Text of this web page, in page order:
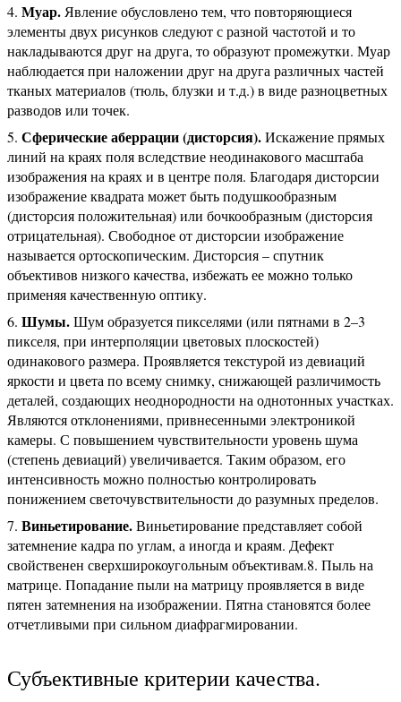
Муар. Явление обусловлено тем, что повторяющиеся
элементы двух рисунков следуют с разной частотой и то
накладываются друг на друга, то образуют промежутки. Муар
наблюдается при наложении друг на друга различных частей
тканых материалов (тюль, блузки и т.д.) в виде разноцветных
разводов или точек.
Сферические аберрации (дисторсия).Искажение прямых
линий на краях поля вследствие неодинакового масштаба
изображения на краях и в центре поля. Благодаря дисторсии
изображение квадрата может быть подушкообразным
(дисторсия положительная) или бочкообразным (дисторсия
отрицательная). Свободное от дисторсии изображение
называется ортоскопическим. Дисторсия – спутник
объективов низкого качества, избежать ее можно только
применяя качественную оптику.
Шумы.Шум образуется пикселями (или пятнами в 2–3
пикселя, при интерполяции цветовых плоскостей)
одинакового размера. Проявляется текстурой из девиаций
яркости и цвета по всему снимку, снижающей различимость
деталей, создающих неоднородности на однотонных участках.
Являются отклонениями, привнесенными электроникой
камеры. С повышением чувствительности уровень шума
(степень девиаций) увеличивается. Таким образом, его
интенсивность можно полностью контролировать
понижением светочувствительности до разумных пределов.
Виньетирование.Виньетирование представляет собой
затемнение кадра по углам, а иногда и краям. Дефект
свойственен сверхширокоугольным объективам.8. Пыль на
матрице. Попадание пыли на матрицу проявляется в виде
пятен затемнения на изображении. Пятна становятся более
отчетливыми при сильном диафрагмировании.
Субъективные критерии качества.